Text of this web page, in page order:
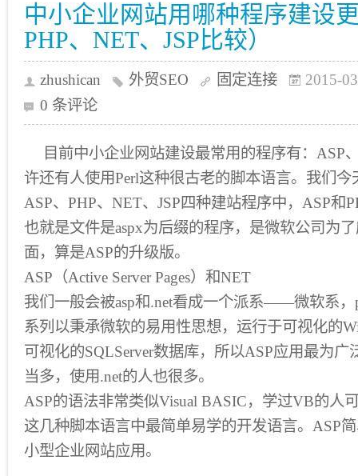
中小企业网站用哪种程序建设
PHP、NET、JSP比较）
zhushican 外贸SEO 固定连接
2015-
0 条评论
目前中小企业网站建设最常用的程序有：ASP
许还有人使用Perl这种很古老的脚本语言。我们今
ASP、PHP、NET、JSP四种建站程序中，ASP和
也就是文件是aspx为后缀的程序，是微软公司为
面，算是ASP的升级版。
ASP（Active Server Pages）和NET
我们一般会被asp和.net看成一个派系——微软系，
系列以秉承微软的易用性思想，运行于可视化的
可视化的SQLServer数据库，所以ASP应用最为广
当多，使用.net的人也很多。
ASP的语法非常类似Visual BASIC，学过VB的人
这几种脚本语言中最简单易学的开发语言。ASP
小型企业网站应用。